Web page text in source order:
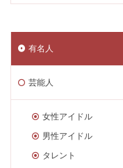
有名人
芸能人
女性アイドル
男性アイドル
タレント